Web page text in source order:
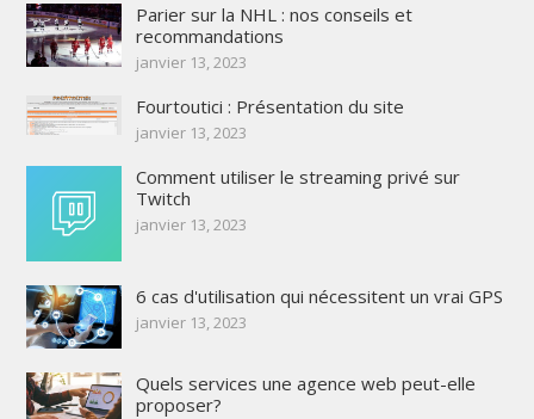
Parier sur la NHL : nos conseils et
recommandations
janvier 13, 2023
Fourtoutici : Présentation du site
janvier 13, 2023
Comment utiliser le streaming privé sur
Twitch
janvier 13, 2023
6 cas d'utilisation qui nécessitent un vrai GPS
janvier 13, 2023
Quels services une agence web peut-elle
proposer?